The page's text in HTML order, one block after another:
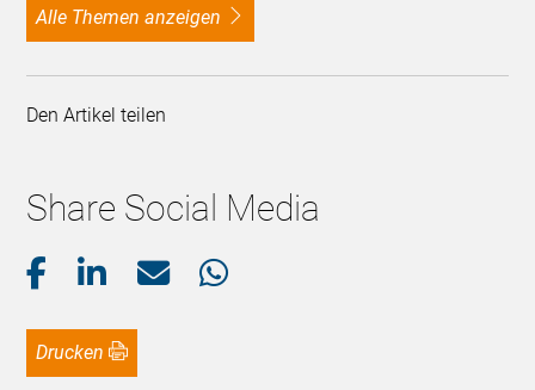
alle Themen anzeigen
Den Artikel teilen
Share Social Media
Drucken